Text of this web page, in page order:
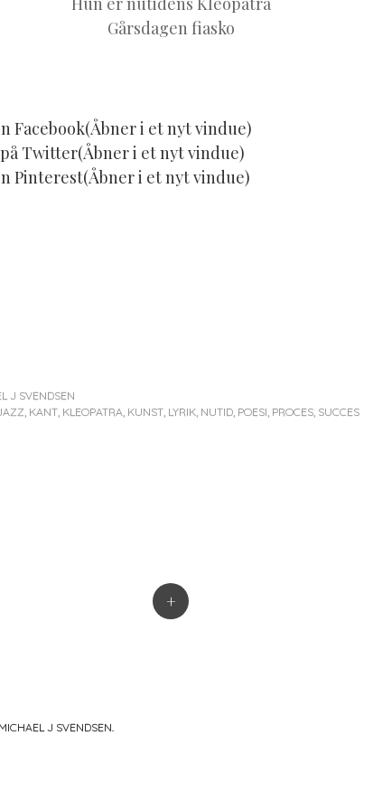
Gårsdagen fiasko
Facebook(Åbner i et nyt vindue)
Twitter(Åbner i et nyt vindue)
Pinterest(Åbner i et nyt vindue)
J SVENDSEN
KANT KLEOPATRA KUNST LYRIK NUTID POESI PROCES SUCCES
+
J SVENDSEN